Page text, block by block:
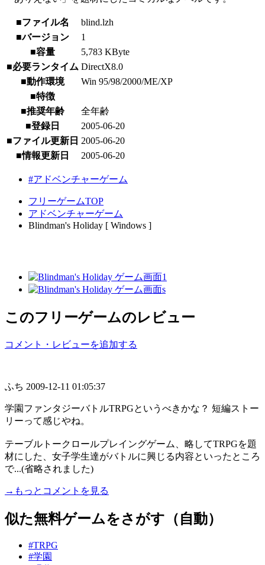
■ファイル名
blind.lzh
■バージョン
1
■容量
5,783 KByte
■必要ランタイム DirectX8.0
■動作環境
Win 95/98/2000/ME/XP
■特徴
■推奨年齢
全年齢
■登録日
2005-06-20
■ファイル更新日 2005-06-20
■情報更新日
2005-06-20
#アドベンチャーゲーム
フリーゲームTOP
アドベンチャーゲーム
Blindman's Holiday [ Windows ]
このフリーゲームのレビュー
コメント・レビューを追加する
ふち 2009-12-11 01:05:37
学園ファンタジーバトルTRPGというべきかな？ 短編ストー
リーって感じやね。
テーブルトークロールプレイングゲーム、略してTRPGを題
材にした、女子学生達がバトルに興じる内容といったところ
で...(省略されました)
→もっとコメントを見る
似た無料ゲームをさがす（自動）
#TRPG
#学園